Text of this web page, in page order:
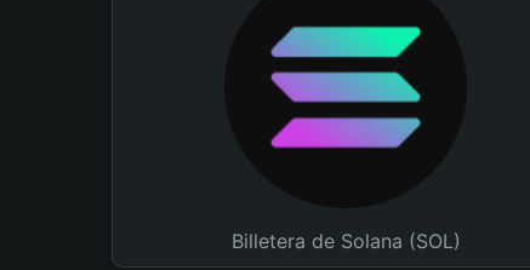
Billetera de Solana (SOL)